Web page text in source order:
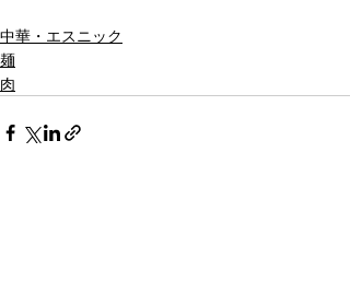
中華・エスニック
麺
肉